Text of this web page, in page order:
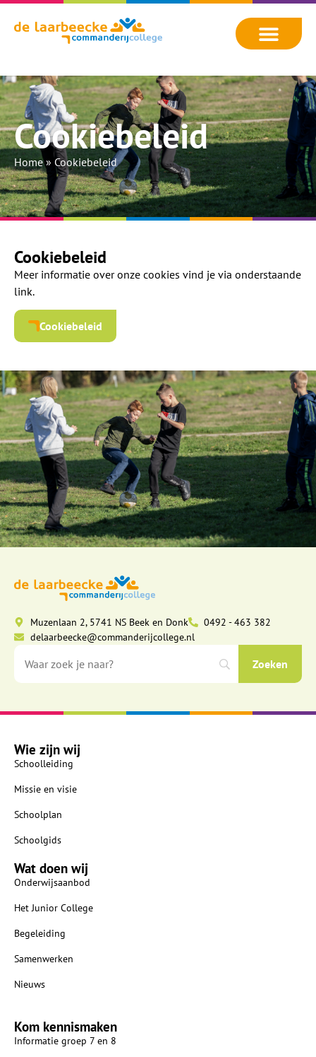
Cookiebeleid
Home» Cookiebeleid
Cookiebeleid
Meer informatie over onze cookies vind je via onderstaande
link.
Cookiebeleid
Muzenlaan 2, 5741 NS Beek en Donk
0492 - 463 382
delaarbeecke@commanderijcollege.nl
Wie zijn wij
Schoolleiding
Missie en visie
Schoolplan
Schoolgids
Wat doen wij
Onderwijsaanbod
Het Junior College
Begeleiding
Samenwerken
Nieuws
Kom kennismaken
Informatie groep 7 en 8